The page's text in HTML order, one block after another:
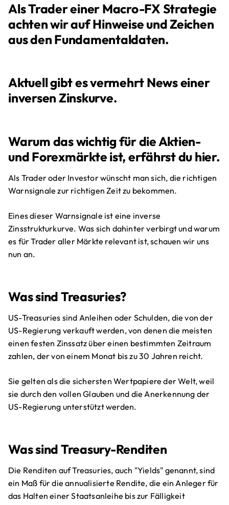
Als Trader einer Macro-FX Strategie
achten wir auf Hinweise und Zeichen
aus den Fundamentaldaten.
Aktuell gibt es vermehrt News einer
inversen Zinskurve.
Warum das wichtig für die Aktien-
und Forexmärkte ist, erfährst du hier.
Als Trader oder Investor wünscht man sich, die richtigen
Warnsignale zur richtigen Zeit zu bekommen.
Eines dieser Warnsignale ist eine inverse
Zinsstrukturkurve. Was sich dahinter verbirgt und warum
es für Trader aller Märkte relevant ist, schauen wir uns
nun an.
Was sind Treasuries?
US-Treasuries sind Anleihen oder Schulden, die von der
US-Regierung verkauft werden, von denen die meisten
einen festen Zinssatz über einen bestimmten Zeitraum
zahlen, der von einem Monat bis zu 30 Jahren reicht.
Sie gelten als die sichersten Wertpapiere der Welt, weil
sie durch den vollen Glauben und die Anerkennung der
US-Regierung unterstützt werden.
Was sind Treasury-Renditen
Die Renditen auf Treasuries, auch "Yields" genannt, sind
ein Maß für die annualisierte Rendite, die ein Anleger für
das Halten einer Staatsanleihe bis zur Fälligkeit